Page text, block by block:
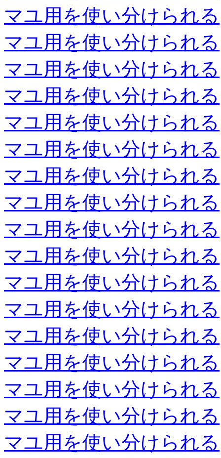
マユ用を使い分けられる
マユ用を使い分けられる
マユ用を使い分けられる
マユ用を使い分けられる
マユ用を使い分けられる
マユ用を使い分けられる
マユ用を使い分けられる
マユ用を使い分けられる
マユ用を使い分けられる
マユ用を使い分けられる
マユ用を使い分けられる
マユ用を使い分けられる
マユ用を使い分けられる
マユ用を使い分けられる
マユ用を使い分けられる
マユ用を使い分けられる
マユ用を使い分けられる